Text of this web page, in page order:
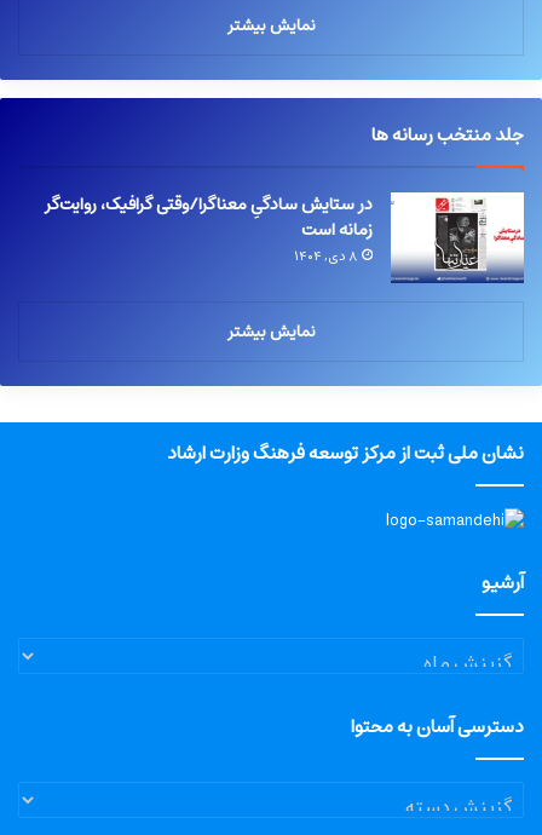
نمایش بیشتر
جلد منتخب رسانه ها
در ستایش سادگیِ معناگرا/وقتی گرافیک، روایت‌گر
زمانه است
۸ دی, ۱۴۰۴
نمایش بیشتر
نشان ملی ثبت از مرکز توسعه فرهنگ وزارت ارشاد
آرشیو
آرشیو
دسترسی آسان به محتوا
دسترسی
آسان